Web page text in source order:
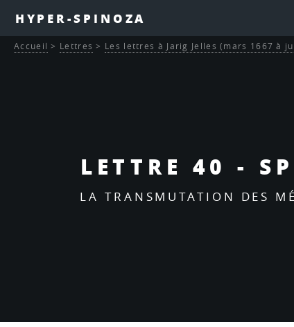
HYPER-SPINOZA
LETTRE 40 -
LA TRANSMUTATION DES
Accueil > Lettres > Les lettres à Jarig Jelles (mars 1667 à